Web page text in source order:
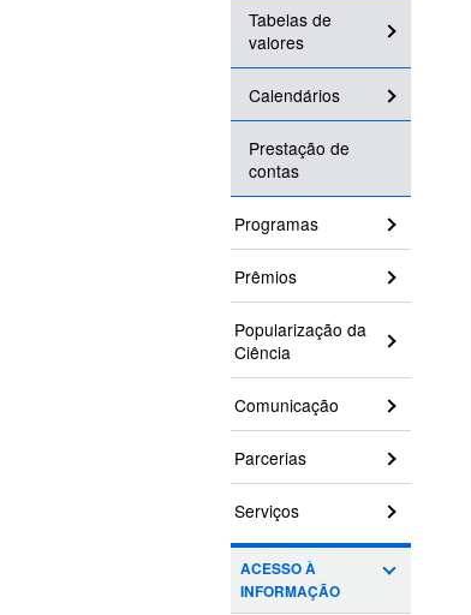
Tabelas de
valores
Calendários
Prestação de
contas
Programas
Prêmios
Popularização da
Ciência
Comunicação
Parcerias
Serviços
ACESSO À
INFORMAÇÃO